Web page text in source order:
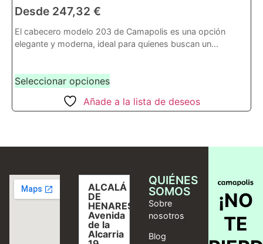
Desde 247,32 €
El cabecero modelo 203 de Camapolis es una opción
elegante y moderna, ideal para quienes buscan un...
Seleccionar opciones
Añade a la lista de deseos
ALCALÁ
DE
HENARES,
Avenida
de la
Alcarria
QUIÉNES
SOMOS
Sobre
nosotros
Blog
¡NO
TE